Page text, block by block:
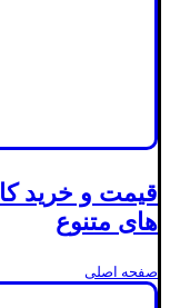
قیمت و خرید
های متنوع
صفحه اصلی